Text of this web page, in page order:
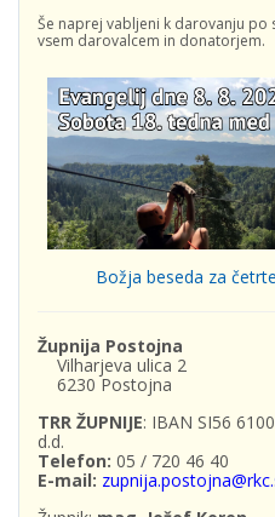
Še naprej vabljeni k darovanju
vsem darovalcem in donatorjem.
Božja beseda za
Župnija Postojna
Vilharjeva ulica 2
6230 Postojna
TRR ŽUPNIJE: IBAN SI56
d.d.
Telefon: 05 / 720 46 40
E-mail: